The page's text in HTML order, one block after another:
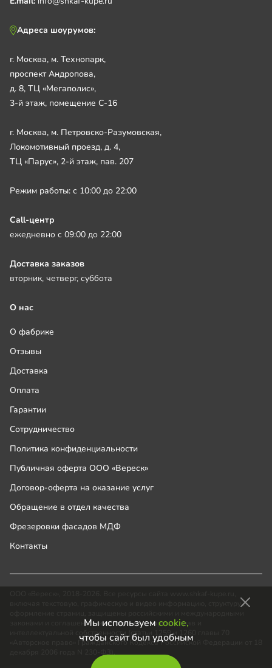
Мы используем cookie,
чтобы сайт был удобным
Адреса шоурумов:
г. Москва, м. Технопарк,
проспект Андропова,
д. 8, ТЦ «Мегаполис»,
3-й этаж, помещение С-16
г. Москва, м. Петровско-Разумовская,
Локомотивный проезд, д. 4,
ТЦ «Парус», 2-й этаж, пав. 207
Режим работы: с 10:00 до 22:00
Call-центр
ежедневно с 09:00 до 22:00
Доставка заказов
вторник, четверг, суббота
О нас
О фабрике
Отзывы
Доставка
Оплата
Гарантии
Сотрудничество
Политика конфиденциальности
Публичная оферта ООО «Вереск»
Договор-оферта на оказание услуг
Обращение в отдел качества
Фрезеровки фасадов МДФ
Контакты
включая текстовую, графическую и видео информацию, структуру и
законами и соглашениями об охране авторских прав и
интеллектуальной собственности (статьи 1259 и 1260 главы 70
«Авторское право» Гражданского Кодекса Российской Федерации от 18